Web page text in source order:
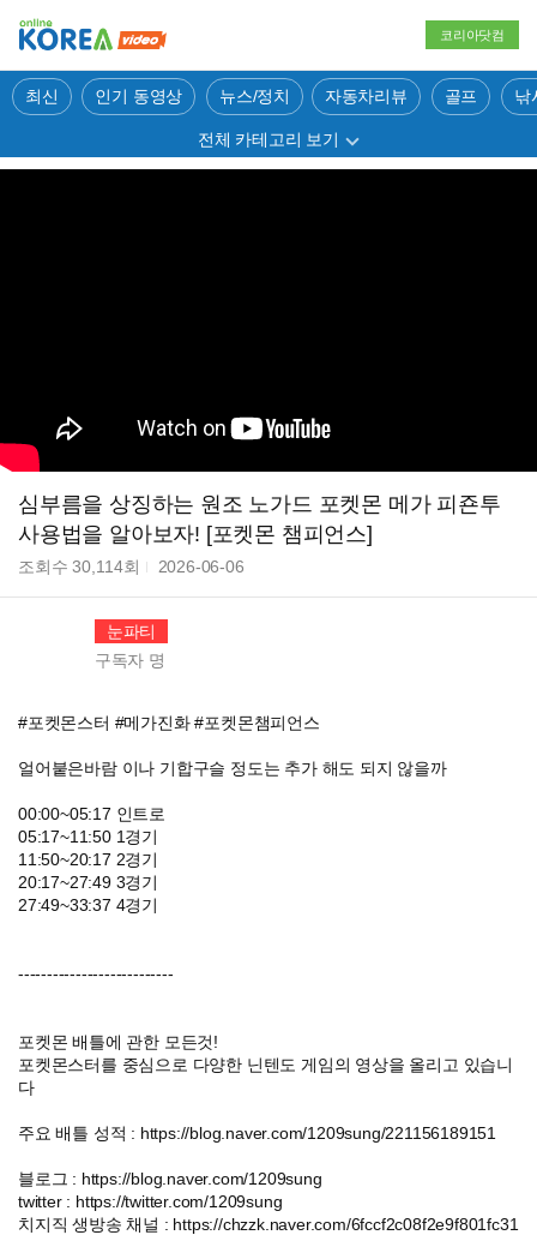
코리아닷컴
최신 인기 동영상 뉴스/정치 자동차리뷰 골프 낚
전체 카테고리 보기
심부름을 상징하는 원조 노가드 포켓몬 메가 피죤투
사용법을 알아보자! [포켓몬 챔피언스]
조회수30,114회 2026-06-06
눈파티
구독자 명
#포켓몬스터 #메가진화 #포켓몬챔피언스
얼어붙은바람 이나 기합구슬 정도는 추가 해도 되지 않을까
00:00~05:17 인트로
05:17~11:50 1경기
11:50~20:17 2경기
20:17~27:49 3경기
27:49~33:37 4경기
---------------------------
포켓몬 배틀에 관한 모든것!
포켓몬스터를 중심으로 다양한 닌텐도 게임의 영상을 올리고 있습니
다
주요 배틀 성적 : https://blog.naver.com/1209sung/221156189151
블로그 : https://blog.naver.com/1209sung
twitter : https://twitter.com/1209sung
치지직 생방송 채널 : https://chzzk.naver.com/6fccf2c08f2e9f801fc31